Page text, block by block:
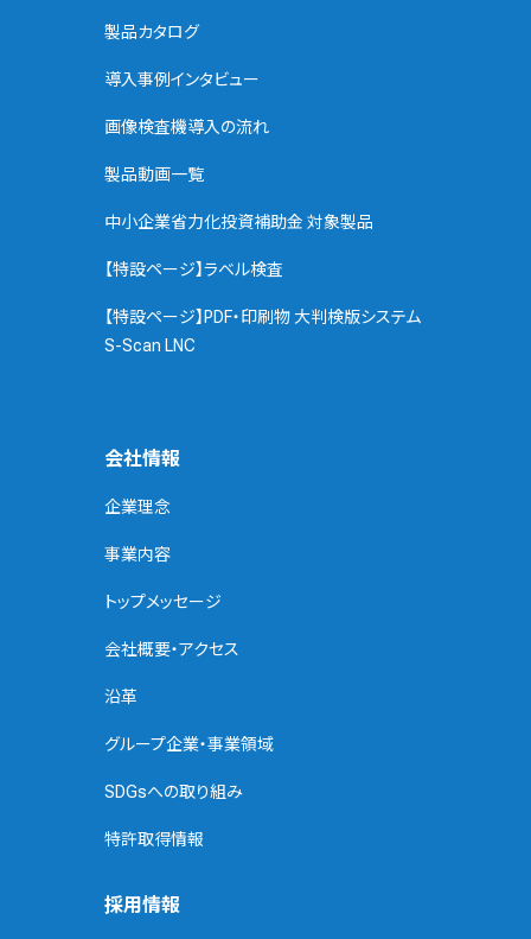
製品カタログ
導入事例インタビュー
画像検査機導入の流れ
製品動画一覧
中小企業省力化投資補助金 対象製品
【特設ページ】ラベル検査
【特設ページ】PDF・印刷物 大判検版システム
S-Scan LNC
会社情報
企業理念
事業内容
トップメッセージ
会社概要・アクセス
沿革
グループ企業・事業領域
SDGsへの取り組み
特許取得情報
採用情報